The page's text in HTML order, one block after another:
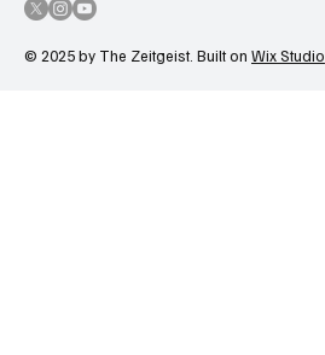
© 2025 by The Zeitgeist. Built on Wix Studio